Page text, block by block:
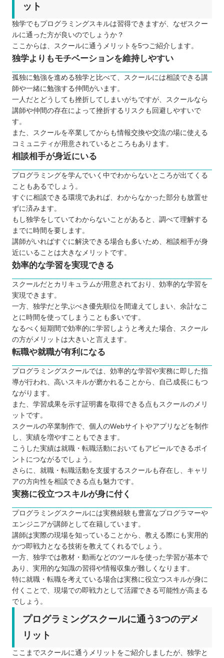
ット
独学でもプログラミングスキルは習得できますが、なぜスクー
ルに通った方が良いのでしょうか？
ここからは、スクールに通うメリットを5つご紹介します。
独学よりもモチベーションを維持しやすい
孤独に勉強を進める独学と比べて、スクールには相談できる講
師や一緒に勉強する仲間がいます。
一人だとどうしても挫折してしまいがちですが、スクールなら
講師や仲間の存在によって挫折するリスクも回避しやすいで
す。
また、スクールを卒業してからも情報交換や交流の場に使える
コミュニティが用意されているところもあります。
相談相手が身近にいる
プログラミングを学んでいく中でわからないところが出てくる
こともあるでしょう。
すぐに相談できる環境であれば、わからなかった部分も放置せ
ずに済みます。
もし独学をしていてわからないことがあると、調べて理解する
までに時間を要します。
講師がいればすぐに解決できる場合も多いため、相談相手が身
近にいることは大きなメリットです。
効率的な学習を実現できる
スクールだとカリキュラムが用意されており、効率的な学習を
実現できます。
一方、独学だと学ぶべき優先順位を間違えてしまい、余計なこ
とに時間を使ってしまうことも多いです。
なるべく短期間で効率的に学習しようと考えた場合、スクール
の方がメリットは大きいと言えます。
転職や就職が有利になる
プログラミングスクールでは、効率的な学習や実務に即した指
導が行われ、高いスキルが磨かれることから、自己成長にもつ
ながります。
また、学習成果を示す証明書を取得できる点もスクールのメリ
ットです。
スクールの卒業制作で、個人のWebサイトやアプリなどを制作
し、実績を増やすこともできます。
こうした実績は就職・転職活動においてもアピールできるポイ
ントにつながるでしょう。
さらに、就職・転職活動を支援するスクールも存在し、キャリ
アの方向性を相談できる点も魅力です。
実務に役立つスキルが身に付く
プログラミングスクールには実務経験も豊富なプログラマーや
エンジニアが講師として在籍しています。
講師は実際の現場を知っていることから、教える際にも実用的
かつ即戦力となる技術を教えてくれるでしょう。
一方、独学では教材・動画などのツールを使った学習が基本で
あり、実用的な知識の習得や情報収集が難しくなります。
特に就職・転職を考えている場合は実務に役立つスキルが身に
付くことで、現場での即戦力として活躍できる可能性が高まる
でしょう。
プログラミングスクールに通う3つのデメ
リット
ここまでスクールに通うメリットをご紹介しましたが、独学と